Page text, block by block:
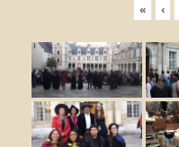
« ‹